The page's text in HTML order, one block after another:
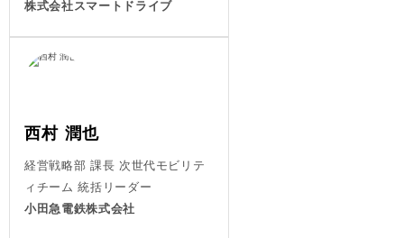
株式会社スマートドライブ
西村 潤也
経営戦略部 課長 次世代モビリテ
ィチーム 統括リーダー
小田急電鉄株式会社